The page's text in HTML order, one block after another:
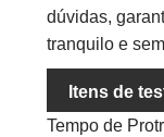
dúvidas,
tranquilo e
Itens de
Tempo de